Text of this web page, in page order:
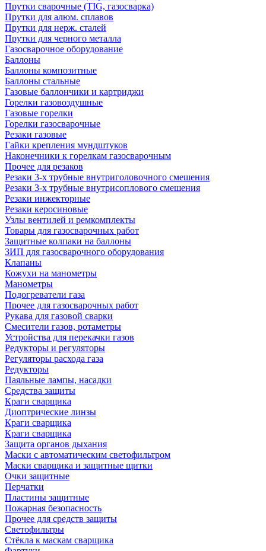
Прутки сварочные (TIG, газосварка)
Прутки для алюм. сплавов
Прутки для нерж. сталей
Прутки для черного металла
Газосварочное оборудование
Баллоны
Баллоны композитные
Баллоны стальные
Газовые баллончики и картриджи
Горелки газовоздушные
Газовые горелки
Горелки газосварочные
Резаки газовые
Гайки крепления мундштуков
Наконечники к горелкам газосварочным
Прочее для резаков
Резаки 3-х трубные внутриголовочного смешения
Резаки 3-х трубные внутрисоплового смешения
Резаки инжекторные
Резаки керосиновые
Узлы вентилей и ремкомплекты
Товары для газосварочных работ
Защитные колпаки на баллоны
ЗИП для газосварочного оборудования
Клапаны
Кожухи на манометры
Манометры
Подогреватели газа
Прочее для газосварочных работ
Рукава для газовой сварки
Смесители газов, ротаметры
Устройства для перекачки газов
Редукторы и регуляторы
Регуляторы расхода газа
Редукторы
Паяльные лампы, насадки
Средства защиты
Краги сварщика
Диоптрические линзы
Краги сварщика
Краги сварщика
Защита органов дыхания
Маски с автоматическим светофильтром
Маски сварщика и защитные щитки
Очки защитные
Перчатки
Пластины защитные
Пожарная безопасность
Прочее для средств защиты
Светофильтры
Стёкла к маскам сварщика